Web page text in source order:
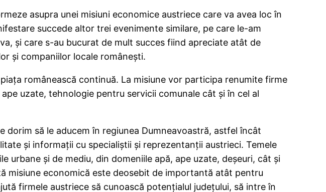
asupra unei misiuni economice austriece care va avea loc în
succede altor trei evenimente similare, pe care le-am
și care s-au bucurat de mult succes fiind apreciate atât de
și companiilor locale românești.
românească continuă. La misiune vor participa renumite firme
uzate, tehnologie pentru servicii comunale cât și în cel al
dorim să le aducem în regiunea Dumneavoastră, astfel încât
și informații cu specialiștii și reprezentanții austrieci. Temele
și de mediu, din domeniile apă, ape uzate, deșeuri, cât și
misiune economică este deosebit de importantă atât pentru
firmele austriece să cunoască potențialul județului, să intre în